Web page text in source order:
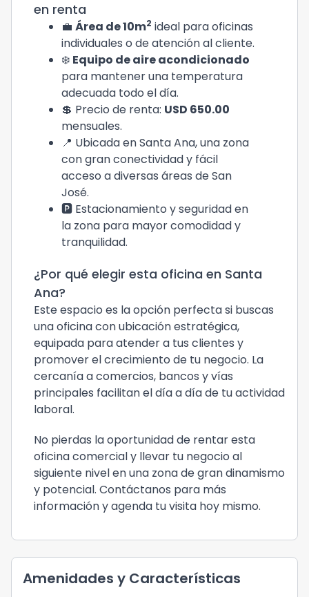
en renta
💼 Área de 10m2 ideal para oficinas
individuales o de atención al cliente.
❄️ Equipo de aire acondicionado
para mantener una temperatura
adecuada todo el día.
💲 Precio de renta: USD 650.00
mensuales.
📍 Ubicada en Santa Ana, una zona
con gran conectividad y fácil
acceso a diversas áreas de San
José.
🅿️ Estacionamiento y seguridad en
la zona para mayor comodidad y
tranquilidad.
¿Por qué elegir esta oficina en Santa
Ana?
Este espacio es la opción perfecta si buscas
una oficina con ubicación estratégica,
equipada para atender a tus clientes y
promover el crecimiento de tu negocio. La
cercanía a comercios, bancos y vías
principales facilitan el día a día de tu actividad
laboral.
No pierdas la oportunidad de rentar esta
oficina comercial y llevar tu negocio al
siguiente nivel en una zona de gran dinamismo
y potencial. Contáctanos para más
información y agenda tu visita hoy mismo.
Amenidades y Características